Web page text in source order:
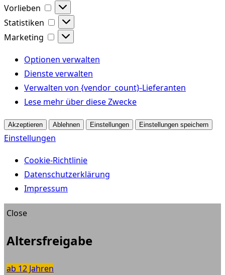
Vorlieben
Vorlieben
Statistiken
Statistiken
Marketing
Marketing
Optionen verwalten
Dienste verwalten
Verwalten von {vendor_count}-Lieferanten
Lese mehr über diese Zwecke
Akzeptieren Ablehnen Einstellungen Einstellungen speichern
Einstellungen
Cookie-Richtlinie
Datenschutzerklärung
Impressum
Close
Altersfreigabe
ab 12 Jahren